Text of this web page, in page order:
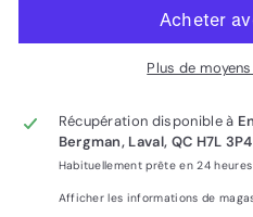
Plus de
Récupération disponible à
Bergman, Laval, QC H7L 3P4
Habituellement prête en 24 heures
Afficher les informations de